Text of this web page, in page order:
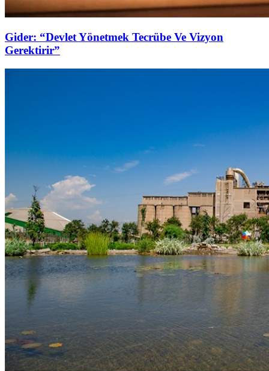
Gider: “Devlet Yönetmek Tecrübe Ve Vizyon
Gerektirir”